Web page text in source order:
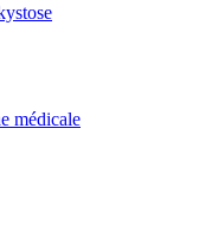
médicale